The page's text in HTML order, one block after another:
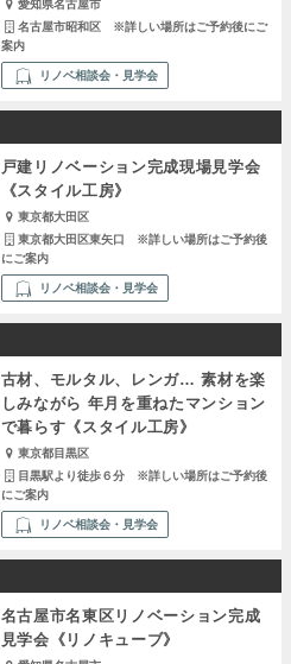
愛知県名古屋市
名古屋市昭和区 ※詳しい場所はご予約後にご
案内
リノベ相談会・見学会
戸建リノベーション完成現場見学会
《スタイル工房》
東京都大田区
東京都大田区東矢口 ※詳しい場所はご予約後
にご案内
リノベ相談会・見学会
古材、モルタル、レンガ… 素材を楽
しみながら 年月を重ねたマンション
で暮らす《スタイル工房》
東京都目黒区
目黒駅より徒歩６分 ※詳しい場所はご予約後
にご案内
リノベ相談会・見学会
名古屋市名東区リノベーション完成
見学会《リノキューブ》